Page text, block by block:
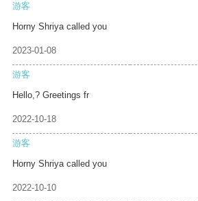
游客
Horny Shriya called you
2023-01-08
游客
Hello,? Greetings fr
2022-10-18
游客
Horny Shriya called you
2022-10-10